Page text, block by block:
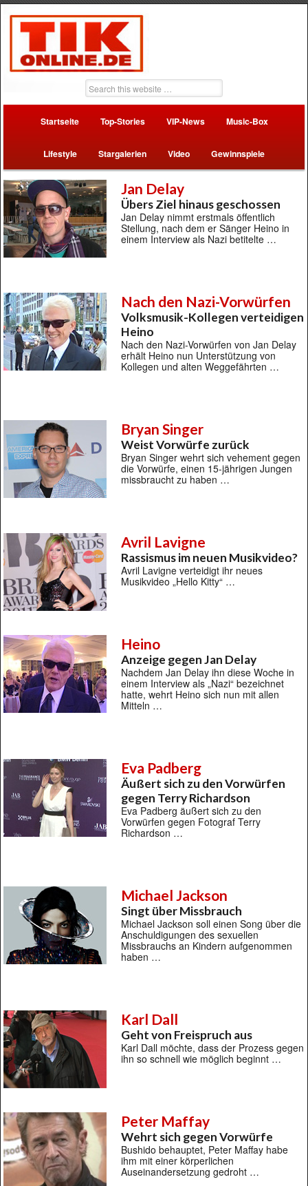
Startseite Top-Stories VIP-News Music-Box
Lifestyle Stargalerien Video Gewinnspiele
Jan Delay
Übers Ziel hinaus geschossen
Jan Delay nimmt erstmals öffentlich
Stellung, nach dem er Sänger Heino in
einem Interview als Nazi betitelte …
Nach den Nazi-Vorwürfen
Volksmusik-Kollegen verteidigen
Heino
Nach den Nazi-Vorwürfen von Jan Delay
erhält Heino nun Unterstützung von
Kollegen und alten Weggefährten …
Bryan Singer
Weist Vorwürfe zurück
Bryan Singer wehrt sich vehement gegen
die Vorwürfe, einen 15-jährigen Jungen
missbraucht zu haben …
Avril Lavigne
Rassismus im neuen Musikvideo?
Avril Lavigne verteidigt ihr neues
Musikvideo „Hello Kitty“ …
Heino
Anzeige gegen Jan Delay
Nachdem Jan Delay ihn diese Woche in
einem Interview als „Nazi“ bezeichnet
hatte, wehrt Heino sich nun mit allen
Mitteln …
Eva Padberg
Äußert sich zu den Vorwürfen
gegen Terry Richardson
Eva Padberg äußert sich zu den
Vorwürfen gegen Fotograf Terry
Richardson …
Michael Jackson
Singt über Missbrauch
Michael Jackson soll einen Song über die
Anschuldigungen des sexuellen
Missbrauchs an Kindern aufgenommen
haben …
Karl Dall
Geht von Freispruch aus
Karl Dall möchte, dass der Prozess gegen
ihn so schnell wie möglich beginnt …
Peter Maffay
Wehrt sich gegen Vorwürfe
Bushido behauptet, Peter Maffay habe
ihm mit einer körperlichen
Auseinandersetzung gedroht …